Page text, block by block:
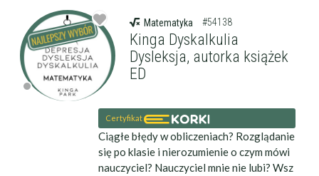
Matematyka #54138
Kinga Dyskalkulia
Dysleksja, autorka książek
ED
Certyfikat
Ciągłe błędy w obliczeniach? Rozglądanie
się po klasie i nierozumienie o czym mówi
nauczyciel? Nauczyciel mnie nie lubi? Wsz